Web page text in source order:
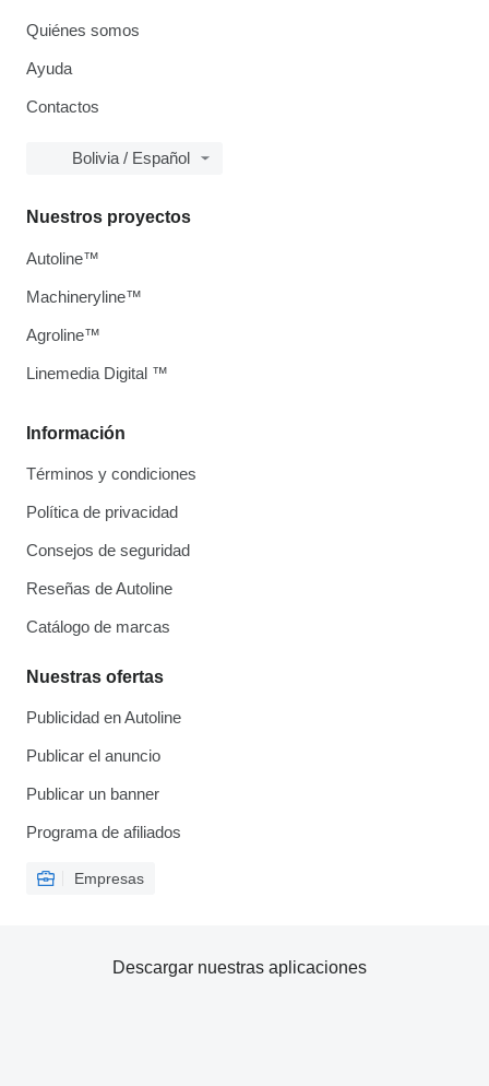
Quiénes somos
Ayuda
Contactos
Bolivia / Español
Información
Términos y condiciones
Política de privacidad
Consejos de seguridad
Reseñas de Autoline
Catálogo de marcas
Nuestras ofertas
Publicidad en Autoline
Publicar el anuncio
Publicar un banner
Programa de afiliados
Empresas
Nuestros proyectos
Autoline™
Machineryline™
Agroline™
Linemedia Digital ™
Descargar nuestras aplicaciones